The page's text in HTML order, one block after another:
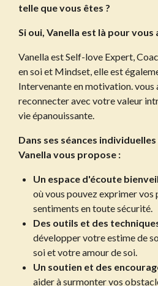
telle que vous êtes ?
Si oui, Vanella est là pour vous
Vanella est Self-love Expert,
en soi et Mindset, elle est
Intervenante en motivation. vous
reconnecter avec votre valeur
vie épanouissante.
Dans ses séances
Vanella vous propose :
Un espace d'écoute
où vous pouvez exprimer vos
sentiments en toute sécurité.
Des outils et des
développer votre estime de
soi et votre amour de soi.
Un soutien et des
aider à surmonter vos